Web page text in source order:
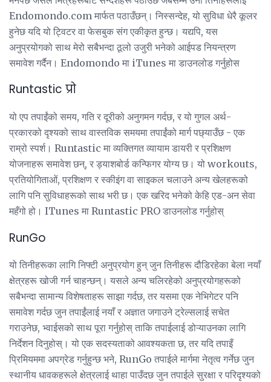
Endomondo.com मार्फत पठाउँछन्। निस्सन्देह, यो सुविधा धेरै कूलर
हुनेछ यदि यो ट्विटर वा फेसबुक संग एकीकृत हुन्छ। यद्यपि, यस
अनुप्रयोगको साथ मेरो सबैभन्दा ठूलो उजुरी भनेको आईपड नियन्त्रण
समावेश गर्दैन। Endomondo मा iTunes मा डाउनलोड गर्नुहोस
Runtastic प्रो
यो एप तपाईंको समय, गति र दूरीको अनुगमन गर्दछ, र यो गुगल अर्थ-
प्रकारको दृश्यको साथ वास्तविक समयमा तपाईंको मार्ग पछ्याउँछ - एक
राम्रो स्पर्श। Runtastic मा व्यक्तिगत व्यायाम डायरी र प्रशिक्षण
योजनाहरू समावेश छन्, र ड्याशबोर्ड कन्फिगर योग्य छ। यो workouts,
प्रतियोगिताओं, प्रशिक्षण र स्कीइंग वा साइकल चलाउने अन्य खेलहरूको
लागि पनि सुविधाहरूको साथ भरी छ। एक खरिद भनेको केहि एड-अन सेवा
महँगो हो। ITunes मा Runtastic PRO डाउनलोड गर्नुहोस्
RunGo
यो तिनीहरूका लागि निफ्टी अनुप्रयोग हुन् जुन तिनीहरू दौडिरहेका बेला नयाँ
क्षेत्रहरू खोजी गर्न चाहन्छन्। यसले अन्य चलिरहेको अनुप्रयोगहरूको
सबैभन्दा सामान्य विशेषताहरू साझा गर्दछ, तर यसमा एक नेभिगेटर पनि
समावेश गर्दछ जुन तपाईंलाई नयाँ र अज्ञात जगाउने ट्रेल्सलाई सचेत
गराउनेछ, भ्वाईसको साथ पूरा गर्नुहोस् ताकि तपाईलाई डोऱ्याउनका लागि
निर्देशन दिनुहोस्। यो एक सदस्यताको आवश्यकता छ, तर यदि तपाइँ
प्रिमियममा अपग्रेड गर्नुहुन्छ भने, RunGo तपाईले मार्गमा नेतृत्व गर्नेछ जुन
स्थानीय धावकहरूले क्षेत्रलाई थाहा पाउँदछ जुन तपाईले सुरक्षा र परिदृश्यको